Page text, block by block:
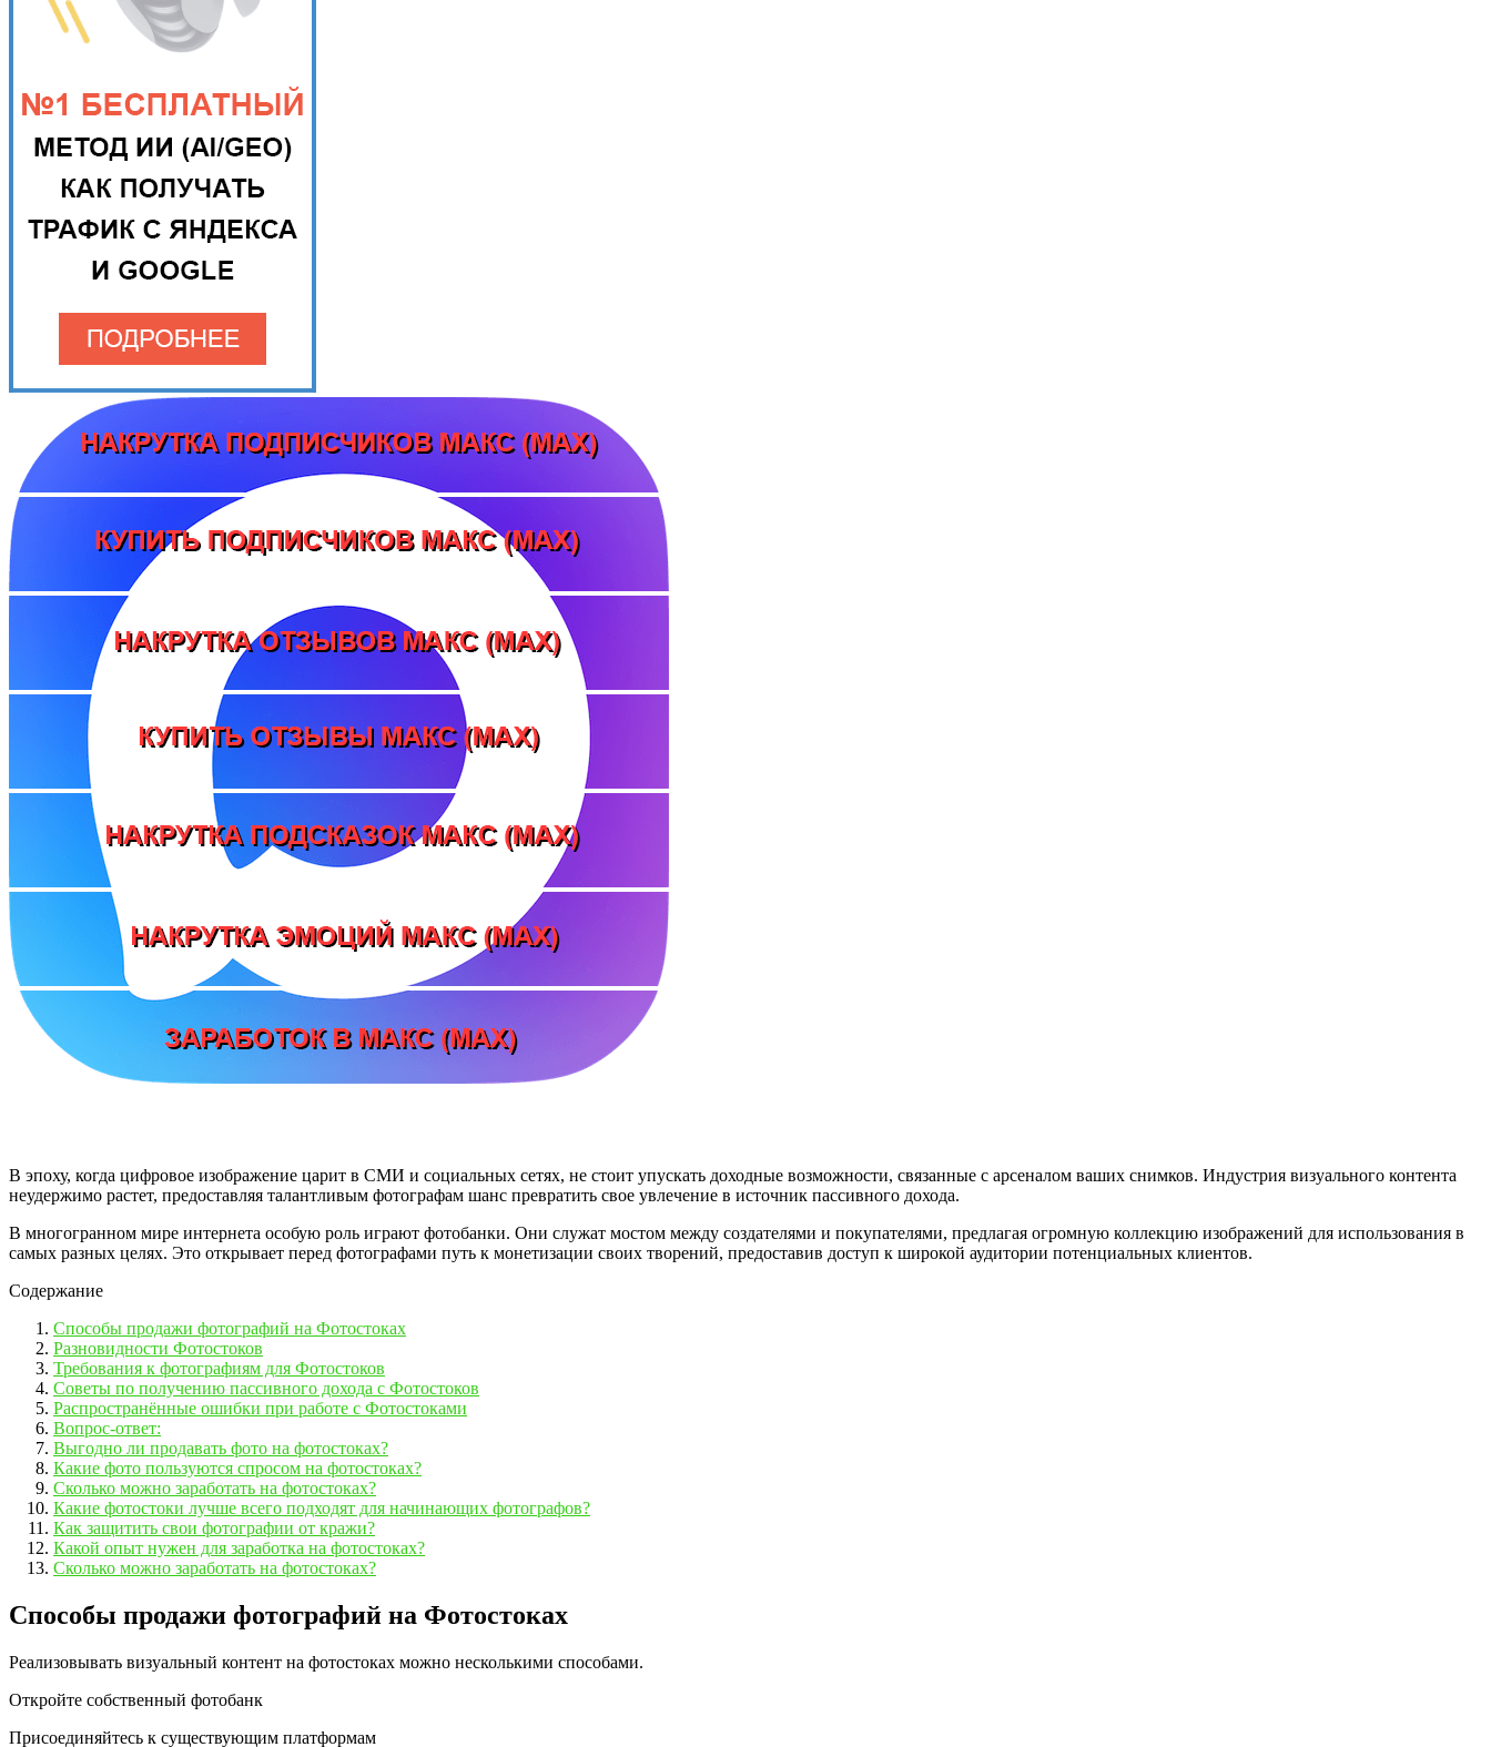
В эпоху, когда цифровое изображение царит в СМИ и социальных сетях, не стоит упускать доходные возможности, связанные с арсеналом ваших снимков. Индустрия визуального контента
неудержимо растет, предоставляя талантливым фотографам шанс превратить свое увлечение в источник пассивного дохода.
В многогранном мире интернета особую роль играют фотобанки. Они служат мостом между создателями и покупателями, предлагая огромную коллекцию изображений для использования в
самых разных целях. Это открывает перед фотографами путь к монетизации своих творений, предоставив доступ к широкой аудитории потенциальных клиентов.
Содержание
Способы продажи фотографий на Фотостоках
Разновидности Фотостоков
Требования к фотографиям для Фотостоков
Советы по получению пассивного дохода с Фотостоков
Распространённые ошибки при работе с Фотостоками
Вопрос-ответ:
Выгодно ли продавать фото на фотостоках?
Какие фото пользуются спросом на фотостоках?
Сколько можно заработать на фотостоках?
Какие фотостоки лучше всего подходят для начинающих фотографов?
Как защитить свои фотографии от кражи?
Какой опыт нужен для заработка на фотостоках?
Сколько можно заработать на фотостоках?
Способы продажи фотографий на Фотостоках
Реализовывать визуальный контент на фотостоках можно несколькими способами.
Откройте собственный фотобанк
Присоединяйтесь к существующим платформам